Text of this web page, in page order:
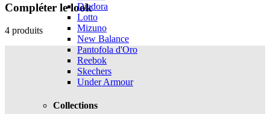
Diadora
Lotto
Mizuno
New Balance
Pantofola d'Oro
Reebok
Skechers
Under Armour
Collections
Compléter le look
4 produits